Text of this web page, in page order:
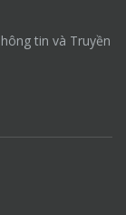
tin và Truyền